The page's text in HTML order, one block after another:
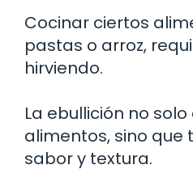
Cocinar ciertos
pastas o arroz,
hirviendo.
La ebullición no
alimentos, sino que
sabor y textura.